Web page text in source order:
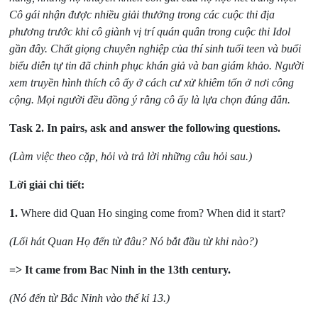
Cô gái nhận được nhiều giải thưởng trong các cuộc thi địa
phương trước khi cô giành vị trí quán quân trong cuộc thi Idol
gần đây. Chất giọng chuyên nghiệp của thí sinh tuổi teen và buổi
biểu diễn tự tin đã chinh phục khán giả và ban giám khảo. Người
xem truyền hình thích cô ấy ở cách cư xử khiêm tốn ở nơi công
cộng. Mọi người đều đồng ý rằng cô ấy là lựa chọn đúng đắn.
Task 2. In pairs, ask and answer the following questions.
(Làm việc theo cặp, hỏi và trả lời những câu hỏi sau.)
Lời giải chi tiết:
1. Where did Quan Ho singing come from? When did it start?
(Lối hát Quan Họ đến từ đâu? Nó bắt đầu từ khi nào?)
=> It came from Bac Ninh in the 13th century.
(Nó đến từ Bắc Ninh vào thế kỉ 13.)